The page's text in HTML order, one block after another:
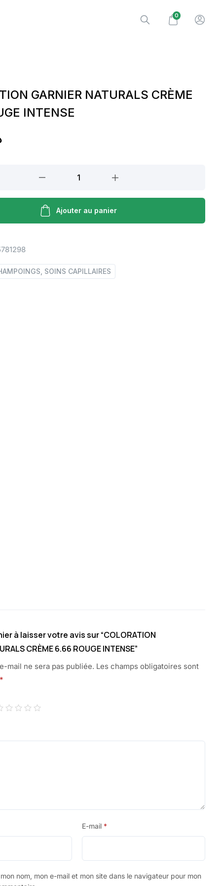
0
GARNIER NATURALS CRÈME
INTENSE
Ajouter au panier
SOINS CAPILLAIRES
à laisser votre avis sur “COLORATION
CRÈME 6.66 ROUGE INTENSE”
mail ne sera pas publiée. Les champs obligatoires sont
*
E-mail *
nom, mon e-mail et mon site dans le navigateur pour mon